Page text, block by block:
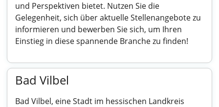
und Perspektiven bietet. Nutzen Sie die
Gelegenheit, sich über aktuelle Stellenangebote zu
informieren und bewerben Sie sich, um Ihren
Einstieg in diese spannende Branche zu finden!
Bad Vilbel
Bad Vilbel, eine Stadt im hessischen Landkreis